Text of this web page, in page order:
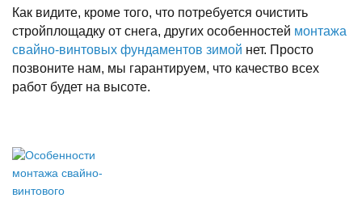
Как видите, кроме того, что потребуется очистить
стройплощадку от снега, других особенностей монтажа
свайно-винтовых фундаментов зимой нет. Просто
позвоните нам, мы гарантируем, что качество всех
работ будет на высоте.